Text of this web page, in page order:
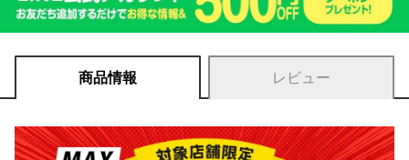
商品情報 レビュー